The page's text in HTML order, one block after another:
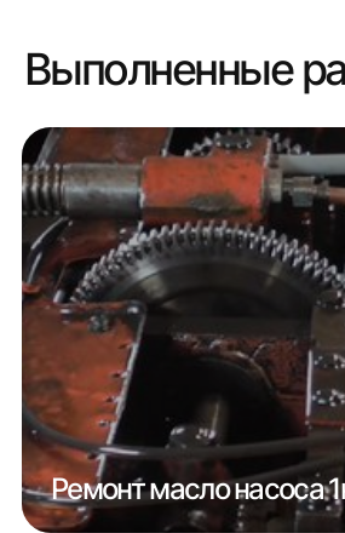
Выполненные
Ремонт масло насоса